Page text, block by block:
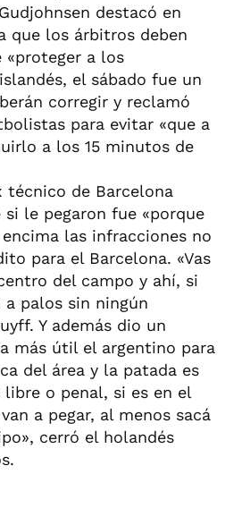
destacó en
que los árbitros deben
a los
el sábado fue un
corregir y reclamó
para evitar «que a
a los 15 minutos de
técnico de Barcelona
le pegaron fue «porque
las infracciones no
para el Barcelona. «Vas
del campo y ahí, si
palos sin ningún
Y además dio un
más útil el argentino para
del área y la patada es
o penal, si es en el
a pegar, al menos sacá
cerró el holandés